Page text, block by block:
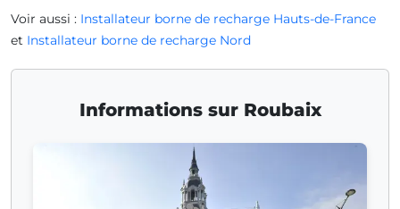
Voir aussi : Installateur borne de recharge Hauts-de-France
et Installateur borne de recharge Nord
Informations sur Roubaix